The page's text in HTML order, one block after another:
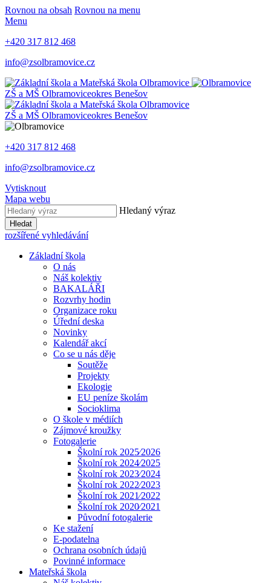
Rovnou na obsah Rovnou na menu
Menu
+420 317 812 468
info@zsolbramovice.cz
ZŠ a MŠ Olbramoviceokres Benešov
ZŠ a MŠ Olbramoviceokres Benešov
+420 317 812 468
info@zsolbramovice.cz
Vytisknout
Mapa webu
Hledaný výraz
Hledat
rozšířené vyhledávání
Základní škola
O nás
Náš kolektiv
BAKALÁŘI
Rozvrhy hodin
Organizace roku
Úřední deska
Novinky
Kalendář akcí
Co se u nás děje
Soutěže
Projekty
Ekologie
EU peníze školám
Socioklima
O škole v médiích
Zájmové kroužky
Fotogalerie
Školní rok 2025⁄2026
Školní rok 2024⁄2025
Školní rok 2023⁄2024
Školní rok 2022⁄2023
Školní rok 2021⁄2022
Školní rok 2020⁄2021
Původní fotogalerie
Ke stažení
E-podatelna
Ochrana osobních údajů
Povinné informace
Mateřská škola